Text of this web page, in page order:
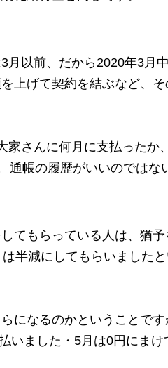
月以前、だから2020年3
上げて契約を結ぶなど、
家さんに何月に支払った
帳の履歴がいいのではな
てもらっている人は、猶
半減にしてもらいました
になるのかということで
いました・5月は0円にま